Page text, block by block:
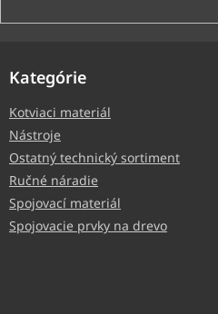
Kategórie
Kotviaci materiál
Nástroje
Ostatný technický sortiment
Ručné náradie
Spojovací materiál
Spojovacie prvky na drevo